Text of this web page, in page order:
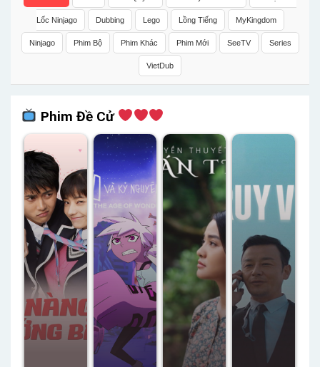
Lốc Ninjago Dubbing Lego Lồng Tiếng MyKingdom
Ninjago Phim Bộ Phim Khác Phim Mới SeeTV Series
VietDub
Phim Đề Cử